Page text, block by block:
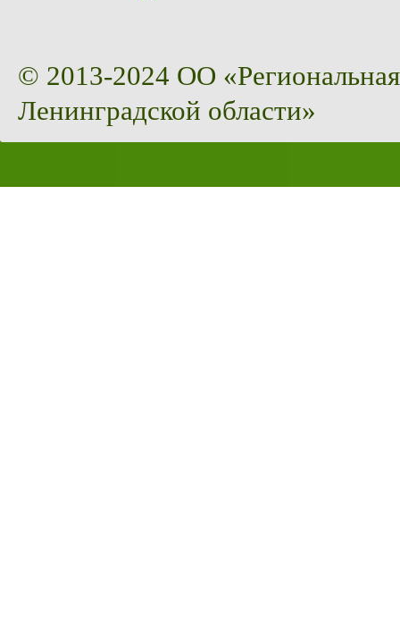
© 2013-2024 ОО
Ленинградской области»